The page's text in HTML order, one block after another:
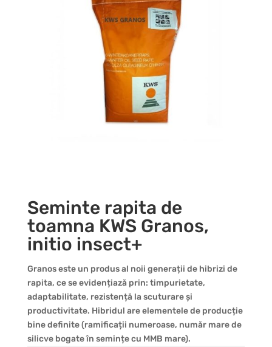
Seminte rapita de
toamna KWS Granos,
initio insect+
Granos este un produs al noii generații de hibrizi de
rapita, ce se evidențiază prin: timpurietate,
adaptabilitate, rezistență la scuturare și
productivitate. Hibridul are elementele de producție
bine definite (ramificații numeroase, număr mare de
silicve bogate în semințe cu MMB mare).